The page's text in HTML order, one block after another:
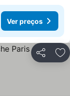
Ver preços
Partilhar